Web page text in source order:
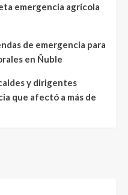
emergencia agrícola
de emergencia para
en Ñuble
y dirigentes
que afectó a más de